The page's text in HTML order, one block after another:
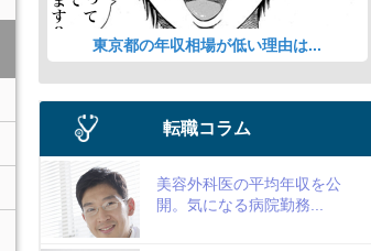
東京都の年収相場が低い理由は...
転職コラム
美容外科医の平均年収を公
開。気になる病院勤務...